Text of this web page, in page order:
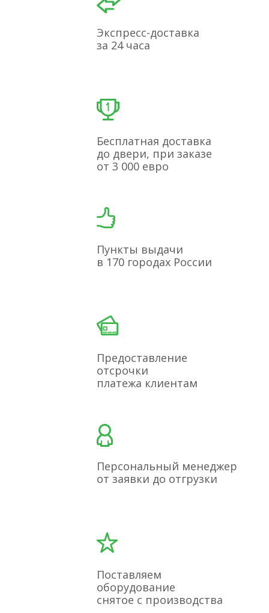
Экспресс-доставка
за 24 часа
Бесплатная доставка
до двери, при заказе
от 3 000 евро
Пункты выдачи
в 170 городах России
Предоставление
отсрочки
платежа клиентам
Персональный менеджер
от заявки до отгрузки
Поставляем
оборудование
снятое с производства